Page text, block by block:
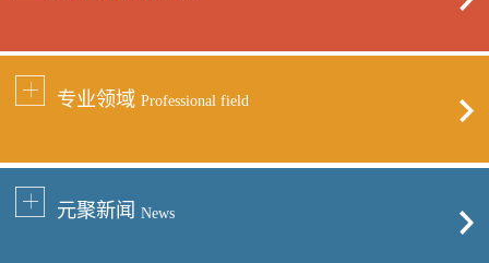
专业领域 Professional field
元聚新闻 News